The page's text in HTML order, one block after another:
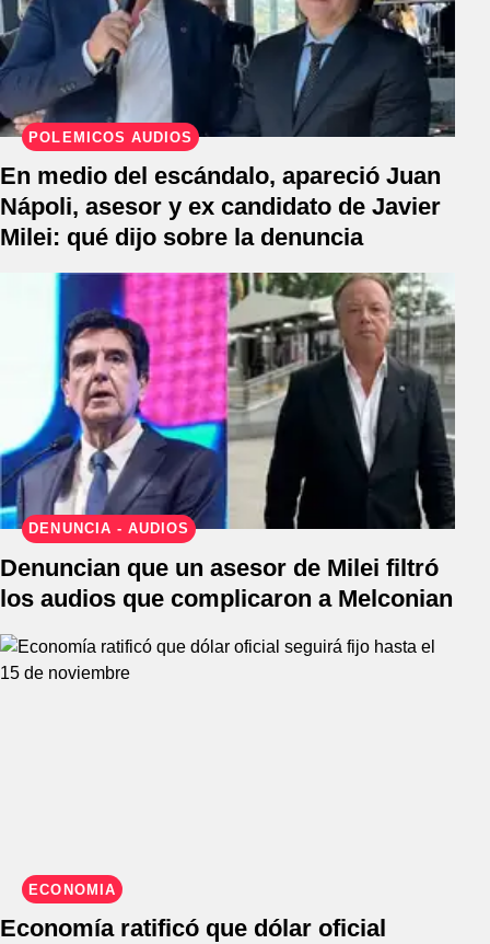
POLÉMICOS AUDIOS
En medio del escándalo, apareció Juan
Nápoli, asesor y ex candidato de Javier
Milei: qué dijo sobre la denuncia
DENUNCIA - AUDIOS
Denuncian que un asesor de Milei filtró
los audios que complicaron a Melconian
ECONOMÍA
Economía ratificó que dólar oficial